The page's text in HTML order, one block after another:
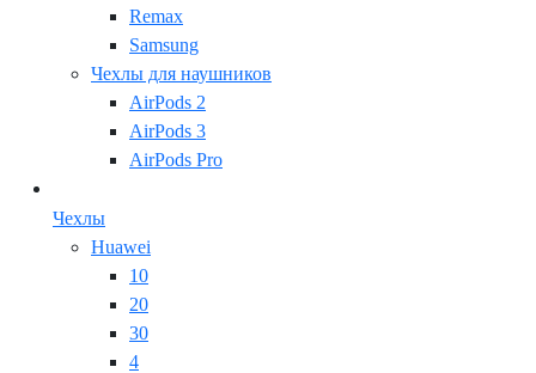
Remax
Samsung
Чехлы для наушников
AirPods 2
AirPods 3
AirPods Pro
Чехлы
Huawei
10
20
30
4